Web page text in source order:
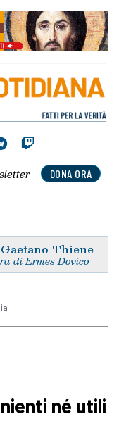
DONA ORA
Thiene
di Ermes Dovico
né utili